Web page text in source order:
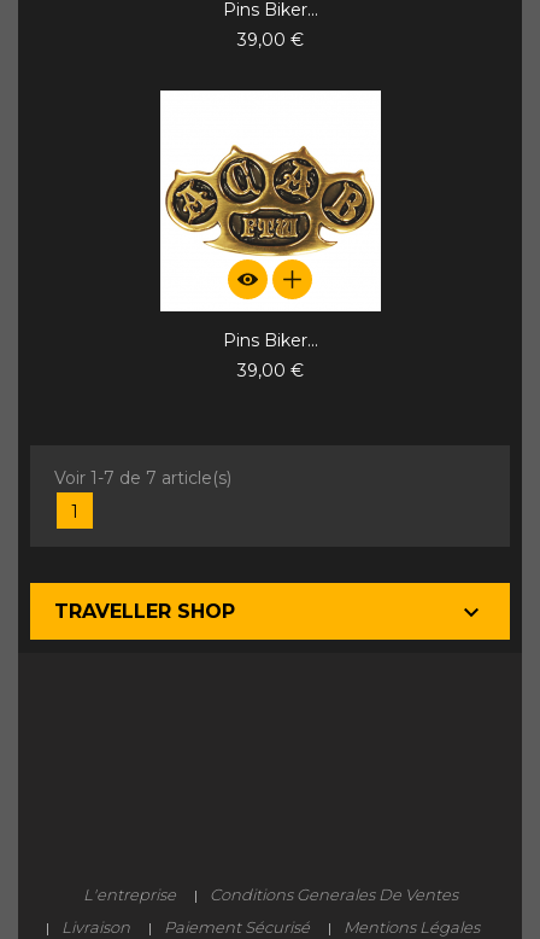
Pins Biker...
39,00 €
Pins Biker...
39,00 €
Voir 1-7 de 7 article(s)
1
TRAVELLER SHOP 
L'entreprise
Conditions Generales De Ventes
Livraison
Paiement Sécurisé Mentions Légales